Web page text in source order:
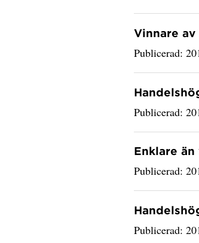
Vinnare
Publicerad:
Publicerad:
Enklare
Publicerad:
Publicerad: